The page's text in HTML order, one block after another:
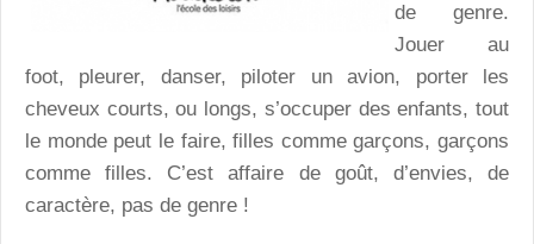
de genre.
Jouer au
foot, pleurer, danser, piloter un avion, porter les
cheveux courts, ou longs, s’occuper des enfants, tout
le monde peut le faire, filles comme garçons, garçons
comme filles. C’est affaire de goût, d’envies, de
caractère, pas de genre !